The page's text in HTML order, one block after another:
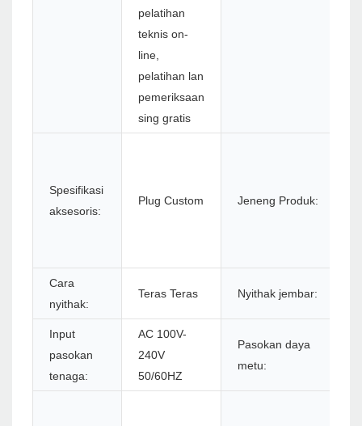
pelatihan
teknis on-
line,
pelatihan lan
pemeriksaan
sing gratis
Spesifikasi
aksesoris:
Plug Custom Jeneng Produk:
Cara
nyithak:
Teras Teras Nyithak jembar:
Input
pasokan
tenaga:
AC 100V-
240V
50/60HZ
Pasokan daya
metu: